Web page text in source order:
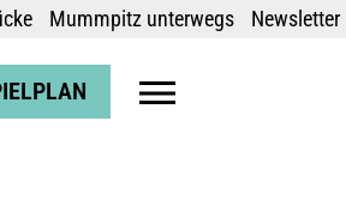
Mummpitz unterwegs
Newsletter